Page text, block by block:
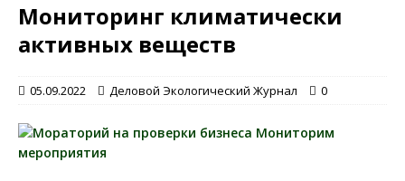
Мониторинг климатически
активных веществ
05.09.2022 Деловой Экологический Журнал 0